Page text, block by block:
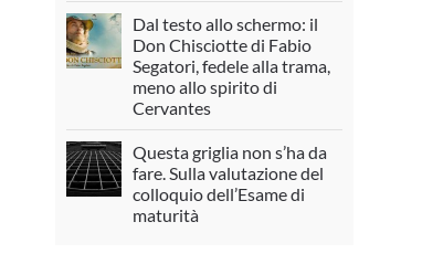
Dal testo allo schermo: il
Don Chisciotte di Fabio
Segatori, fedele alla trama,
meno allo spirito di
Cervantes
Questa griglia non s’ha da
fare. Sulla valutazione del
colloquio dell’Esame di
maturità